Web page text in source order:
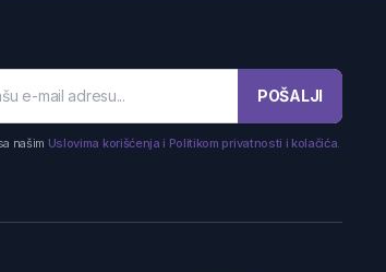
POŠALJI
našim Uslovima korišćenja i Politikom privatnosti i kolačića.